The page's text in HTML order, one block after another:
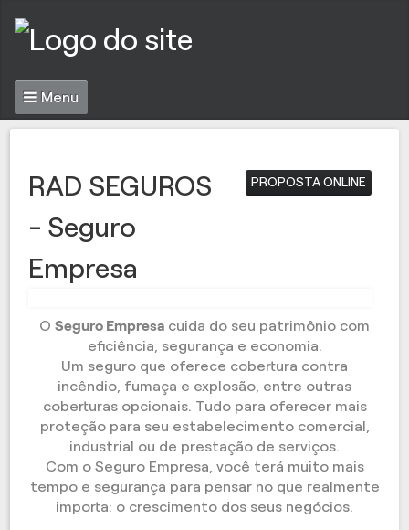
Menu
PROPOSTA ONLINE
RAD SEGUROS
- Seguro
Empresa
O Seguro Empresa cuida do seu patrimônio com
eficiência, segurança e economia.
Um seguro que oferece cobertura contra
incêndio, fumaça e explosão, entre outras
coberturas opcionais. Tudo para oferecer mais
proteção para seu estabelecimento comercial,
industrial ou de prestação de serviços.
Com o Seguro Empresa, você terá muito mais
tempo e segurança para pensar no que realmente
importa: o crescimento dos seus negócios.